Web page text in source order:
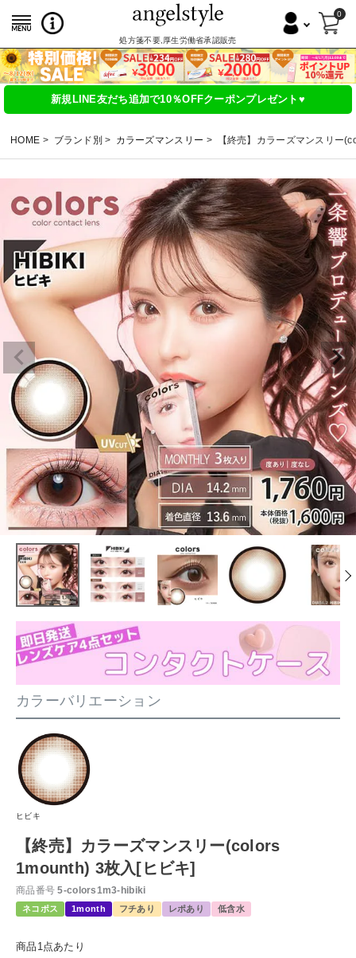
処方箋不要,厚生労働省承認販売
0
新規LINE友だち追加で10％OFFクーポンプレゼント♥
HOME ブランド別 カラーズマンスリー 【終売】カラーズマンスリー
カラーバリエーション
ヒビキ
【終売】カラーズマンスリー(colors
1mounth) 3枚入[ヒビキ]
商品番号 5-colors1m3-hibiki
ネコポス 1month フチあり レポあり 低含水
商品1点あたり